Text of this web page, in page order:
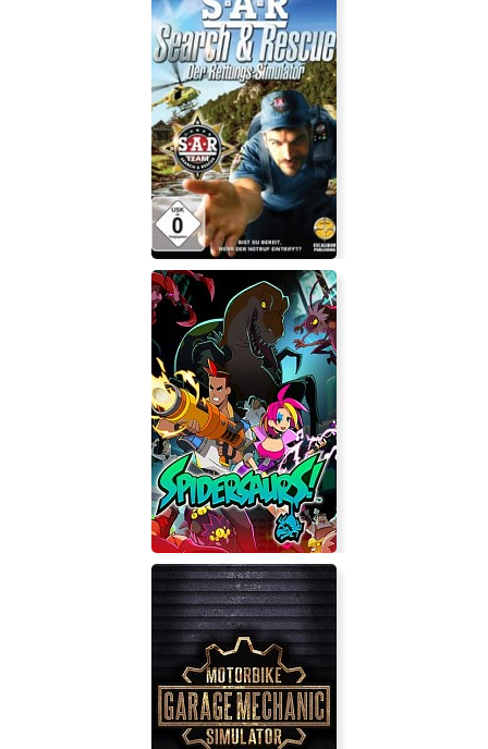
Blue is Better
Recovery Search and Rescue
Simulation
Spidersaurs